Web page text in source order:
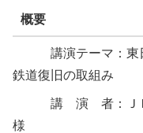
概要
講演テーマ：東
鉄道復旧の取組み
講 演 者：Ｊ
様